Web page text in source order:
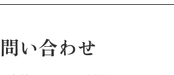
い合わせ